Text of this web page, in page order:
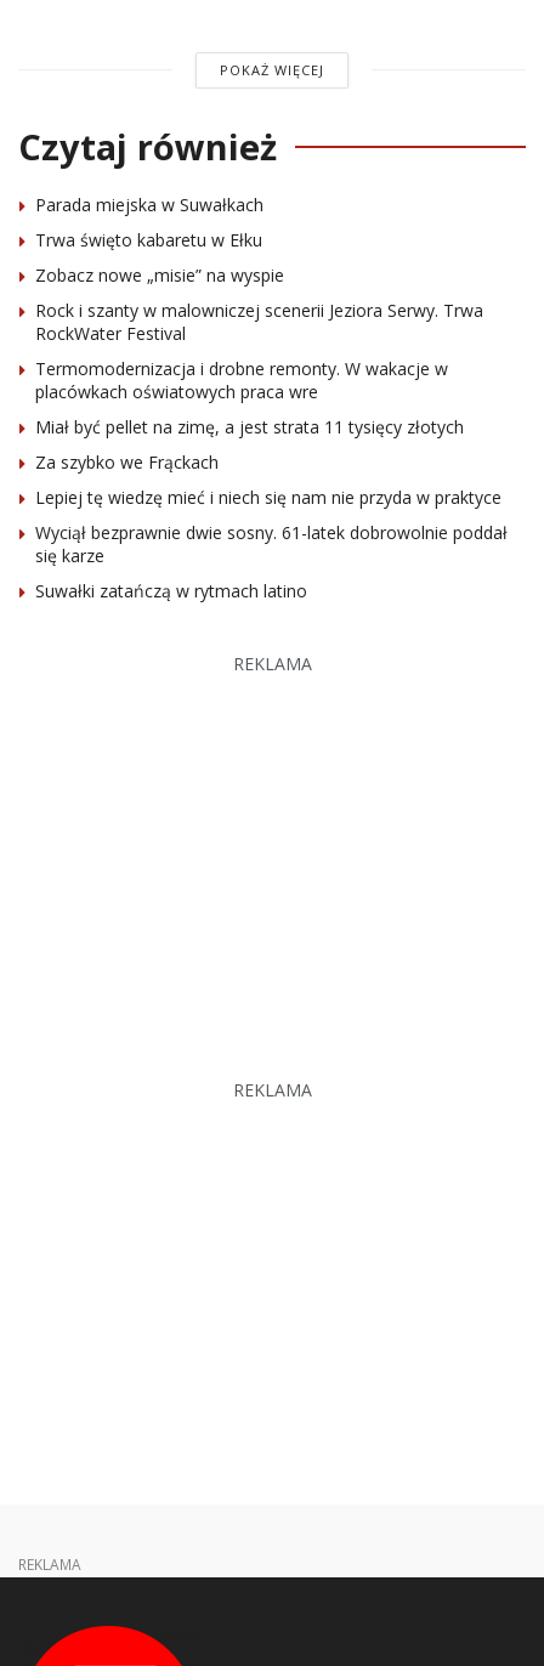
POKAŻ WIĘCEJ
Czytaj również
Parada miejska w Suwałkach
Trwa święto kabaretu w Ełku
Zobacz nowe „misie” na wyspie
Rock i szanty w malowniczej scenerii Jeziora Serwy. Trwa
RockWater Festival
Termomodernizacja i drobne remonty. W wakacje w
placówkach oświatowych praca wre
Miał być pellet na zimę, a jest strata 11 tysięcy złotych
Za szybko we Frąckach
Lepiej tę wiedzę mieć i niech się nam nie przyda w praktyce
Wyciął bezprawnie dwie sosny. 61-latek dobrowolnie poddał
się karze
Suwałki zatańczą w rytmach latino
REKLAMA
REKLAMA
REKLAMA